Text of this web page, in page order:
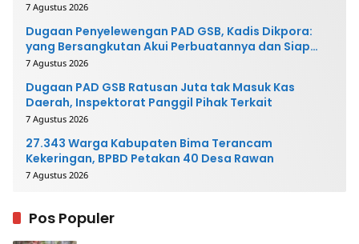
7 Agustus 2026
Dugaan Penyelewengan PAD GSB, Kadis Dikpora:
yang Bersangkutan Akui Perbuatannya dan Siap
Mengembalikan Uang
7 Agustus 2026
Dugaan PAD GSB Ratusan Juta tak Masuk Kas
Daerah, Inspektorat Panggil Pihak Terkait
7 Agustus 2026
27.343 Warga Kabupaten Bima Terancam
Kekeringan, BPBD Petakan 40 Desa Rawan
7 Agustus 2026
Pos Populer